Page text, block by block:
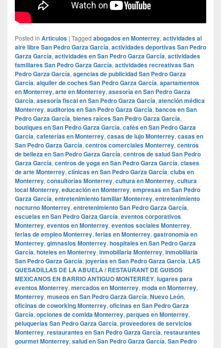
Posted in Articulos | Tagged abogados en Monterrey, actividades al
aire libre San Pedro Garza García, actividades deportivas San Pedro
Garza García, actividades en San Pedro Garza García, actividades
familiares San Pedro Garza García, actividades recreativas San
Pedro Garza García, agencias de publicidad San Pedro Garza
García, alquiler de coches San Pedro Garza García, apartamentos
en Monterrey, arte en Monterrey, asesoría en San Pedro Garza
García, asesoría fiscal en San Pedro Garza García, atención médica
Monterrey, auditorios en San Pedro Garza García, bancos en San
Pedro Garza García, bienes raíces San Pedro Garza García,
boutiques en San Pedro Garza García, cafés en San Pedro Garza
García, cafeterías en Monterrey, casas de lujo Monterrey, casas en
San Pedro Garza García, centros comerciales Monterrey, centros
de belleza en San Pedro Garza García, centros de salud San Pedro
Garza García, centros de yoga en San Pedro Garza García, clases
de arte Monterrey, clínicas en San Pedro Garza García, clubs en
Monterrey, consultorías Monterrey, cultura en Monterrey, cultura
local Monterrey, educación en Monterrey, empresas en San Pedro
Garza García, entretenimiento familiar Monterrey, entretenimiento
nocturno Monterrey, entretenimiento San Pedro Garza García,
escuelas en San Pedro Garza García, eventos corporativos
Monterrey, eventos en Monterrey, eventos sociales Monterrey,
ferias de empleo Monterrey, ferias en Monterrey, gastronomía en
Monterrey, gimnasios Monterrey, hospitales en San Pedro Garza
García, hoteles en Monterrey, inmobiliaria Monterrey, inmobiliaria
San Pedro Garza García, joyerías en San Pedro Garza García, LAS
QUESADILLAS DE LA ABUELA / RESTAURANT DE GUISOS
MEXICANOS EN BARRIO ANTIGUO MONTERREY, lugares para
eventos Monterrey, mercados en Monterrey, moda en Monterrey,
Monterrey, museos en San Pedro Garza García, Nuevo León,
oficinas de coworking Monterrey, oficinas en San Pedro Garza
García, opciones de comida Monterrey, parques en Monterrey,
peluquerías San Pedro Garza García, proveedores de servicios
Monterrey, restaurantes en San Pedro Garza García, restaurantes
gourmet Monterrey, salud en San Pedro Garza García, San Pedro